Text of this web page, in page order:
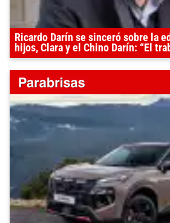
Ricardo Darín se sinceró sobre la
hijos, Clara y el Chino Darín: “El